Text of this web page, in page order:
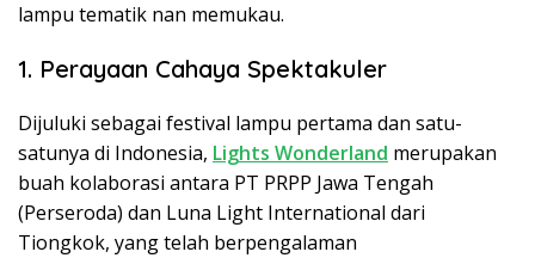
lampu tematik nan memukau.
1. Perayaan Cahaya Spektakuler
Dijuluki sebagai festival lampu pertama dan satu-
satunya di Indonesia, Lights Wonderland merupakan
buah kolaborasi antara PT PRPP Jawa Tengah
(Perseroda) dan Luna Light International dari
Tiongkok, yang telah berpengalaman